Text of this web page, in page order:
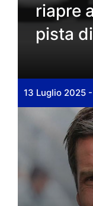
riapre
pista
13 Luglio 2025